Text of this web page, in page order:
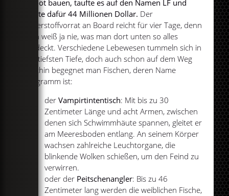
Uboot bauen, taufte es auf den Namen LF und
zahlte dafür 44 Millionen Dollar. Der
Sauerstoffvorrat an Board reicht für vier Tage, denn
man weiß ja nie, was man dort unten so alles
entdeckt. Verschiedene Lebewesen tummeln sich in
der tiefsten Tiefe, doch auch schon auf dem Weg
dorthin begegnet man Fischen, deren Name
Programm ist:
derVampirtintentisch: Mit bis zu 30
Zentimeter Länge und acht Armen, zwischen
denen sich Schwimmhäute spannen, gleitet er
am Meeresboden entlang. An seinem Körper
wachsen zahlreiche Leuchtorgane, die
blinkende Wolken schießen, um den Feind zu
verwirren.
oder der Peitschenangler: Bis zu 46
Zentimeter lang werden die weiblichen Fische,